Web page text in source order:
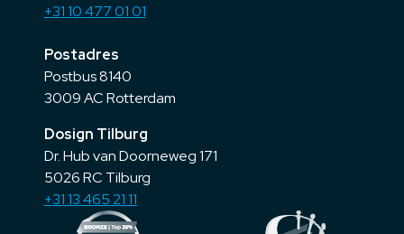
+31 10 477 01 01
Postadres
Postbus 8140
3009 AC Rotterdam
Dosign Tilburg
Dr. Hub van Doorneweg 171
5026 RC Tilburg
+31 13 465 21 11